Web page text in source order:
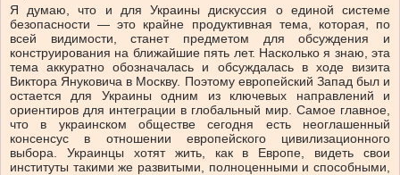
Я думаю, что и для Украины дискуссия о единой системе
безопасности — это крайне продуктивная тема, которая, по
всей видимости, станет предметом для обсуждения и
конструирования на ближайшие пять лет. Насколько я знаю, эта
тема аккуратно обозначалась и обсуждалась в ходе визита
Виктора Януковича в Москву. Поэтому европейский Запад был и
остается для Украины одним из ключевых направлений и
ориентиров для интеграции в глобальный мир. Самое главное,
что в украинском обществе сегодня есть неоглашенный
консенсус в отношении европейского цивилизационного
выбора. Украинцы хотят жить, как в Европе, видеть свои
институты такими же развитыми, полноценными и способными,